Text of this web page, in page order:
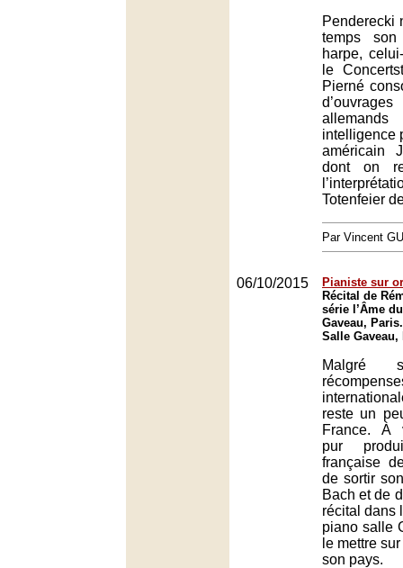
Penderecki
temps
harpe,
le
Pierné
intelligence
américain
dont on
Totenfeier
Par Vincent
06/10/2015
Pianiste sur
Récital de
série l’Âme
Gaveau, Paris.
Salle Gaveau,
Malgré
reste un
France. À
pur
française
de sortir
Bach et de
récital dans
piano salle
le mettre
son pays.